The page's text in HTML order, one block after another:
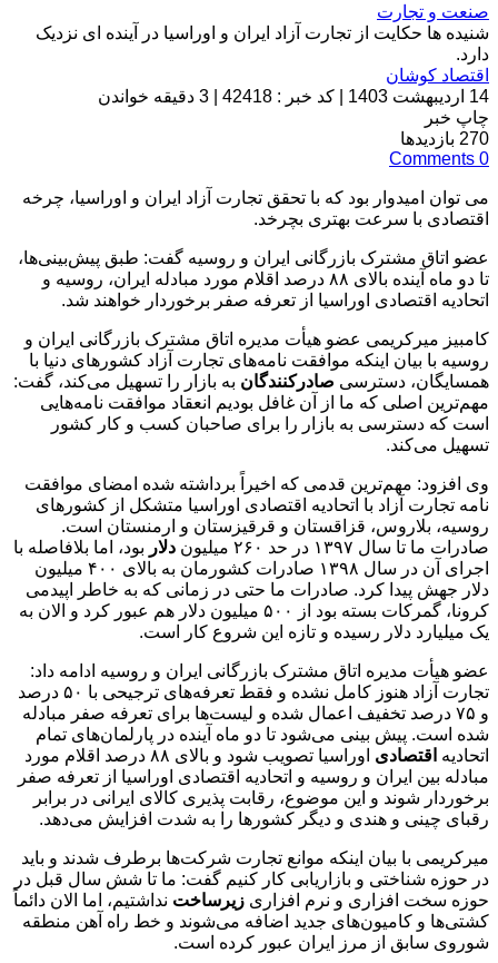
صنعت و تجارت
شنیده ها حکایت از تجارت آزاد ایران و اوراسیا در آینده ای نزدیک
دارد.
اقتصاد کوشان
14 اردیبهشت 1403
کد خبر : 42418
3 دقیقه خواندن
چاپ خبر
270 بازدیدها
0
Comments
می توان امیدوار بود که با تحقق تجارت آزاد ایران و اوراسیا، چرخه
اقتصادی با سرعت بهتری بچرخد.
عضو اتاق مشترک بازرگانی ایران و روسیه گفت: طبق پیش‌بینی‌ها،
تا دو ماه آینده بالای ۸۸ درصد اقلام مورد مبادله ایران، روسیه و
اتحادیه اقتصادی اوراسیا از تعرفه صفر برخوردار خواهند شد.
کامبیز میرکریمی عضو هیأت مدیره اتاق مشترک بازرگانی ایران و
روسیه با بیان اینکه موافقت نامه‌های تجارت آزاد کشور‌های دنیا با
همسایگان، دسترسی صادرکنندگان به بازار را تسهیل می‌کند، گفت:
مهم‌ترین اصلی که ما از آن غافل بودیم انعقاد موافقت نامه‌هایی
است که دسترسی به بازار را برای صاحبان کسب و کار کشور
تسهیل می‌کند.
وی افزود: مهم‌ترین قدمی که اخیراً برداشته شده امضای موافقت
نامه تجارت آزاد با اتحادیه اقتصادی اوراسیا متشکل از کشور‌های
روسیه، بلاروس، قزاقستان و قرقیزستان و ارمنستان است.
صادرات ما تا سال ۱۳۹۷ در حد ۲۶۰ میلیون
دلار بود، اما بلافاصله با
اجرای آن در سال ۱۳۹۸ صادرات کشورمان به بالای ۴۰۰ میلیون
دلار جهش پیدا کرد. صادرات ما حتی در زمانی که به خاطر اپیدمی
کرونا، گمرکات بسته بود از ۵۰۰ میلیون دلار هم عبور کرد و الان به
یک میلیارد دلار رسیده و تازه این شروع کار است.
عضو هیأت مدیره اتاق مشترک بازرگانی ایران و روسیه ادامه داد:
تجارت آزاد هنوز کامل نشده و فقط تعرفه‌های ترجیحی با ۵۰ درصد
و ۷۵ درصد تخفیف اعمال شده و لیست‌ها برای تعرفه صفر مبادله
شده است. پیش بینی می‌شود تا دو ماه آینده در پارلمان‌های تمام
اتحادیه اقتصادی
اوراسیا تصویب شود و بالای ۸۸ درصد اقلام مورد
مبادله بین ایران و روسیه و اتحادیه اقتصادی اوراسیا از تعرفه صفر
برخوردار شوند و این موضوع، رقابت پذیری کالای ایرانی در برابر
رقبای چینی و هندی و دیگر کشور‌ها را به شدت افزایش می‌دهد.
میرکریمی با بیان اینکه موانع تجارت شرکت‌ها برطرف شدند و باید
در حوزه شناختی و بازاریابی کار کنیم گفت: ما تا شش سال قبل در
حوزه سخت افزاری و نرم افزاری زیرساخت نداشتیم، اما الان دائماً
کشتی‌ها و کامیون‌های جدید اضافه می‌شوند و خط راه آهن منطقه
شوروی سابق از مرز ایران عبور کرده است.